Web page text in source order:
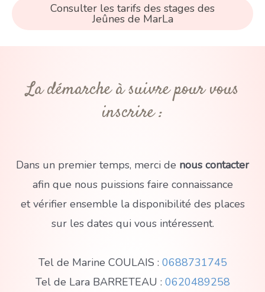
Consulter les tarifs des stages des
Jeûnes de MarLa
La démarche à suivre pour vous
inscrire :
Dans un premier temps, merci de nous contacter
afin que nous puissions faire connaissance
et vérifier ensemble la disponibilité des places
sur les dates qui vous intéressent.
Tel de Marine COULAIS : 0688731745
Tel de Lara BARRETEAU : 0620489258